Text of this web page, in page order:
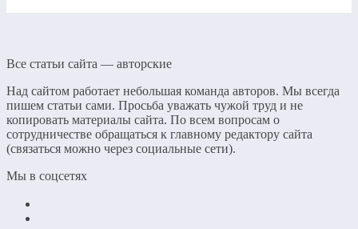
Все статьи сайта — авторские
Над сайтом работает небольшая команда авторов. Мы всегда
пишем статьи сами. Просьба уважать чужой труд и не
копировать материалы сайта. По всем вопросам о
сотрудничестве обращаться к главному редактору сайта
(связаться можно через социальные сети).
Мы в соцсетях